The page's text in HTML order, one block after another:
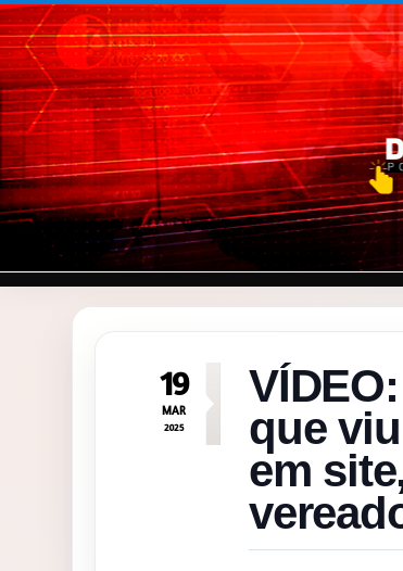
Pular para o conteúdo
19
MAR
2025
que
em